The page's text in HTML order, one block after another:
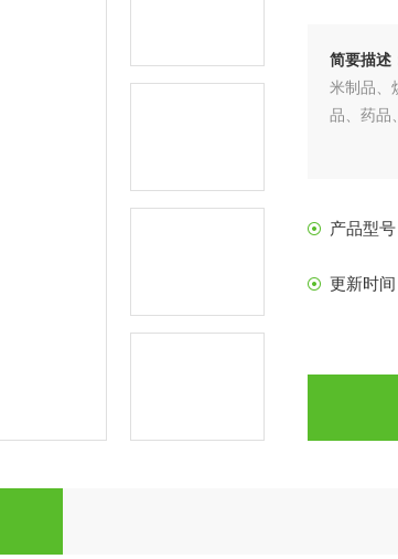
简要描述
米制品、
品、药品
产品型号
更新时间